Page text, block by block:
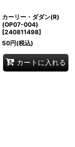
カーリー・ダダン(R)
(OP07-004)
[240811498]
50円(税込)
カートに入れる